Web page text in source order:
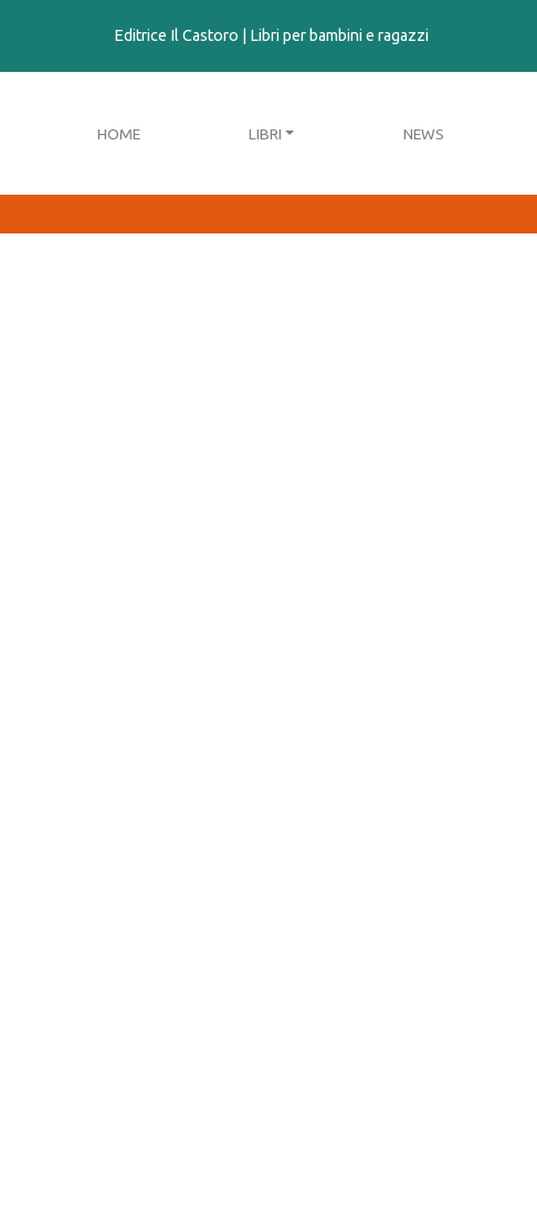
Editrice Il Castoro | Libri per bambini e ragazzi
HOME LIBRI NEWS